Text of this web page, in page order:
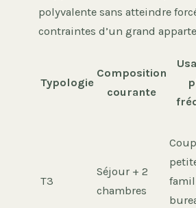
polyvalente sans atteindre
contraintes d’un grand
Typologie
Composition
courante
T3
Séjour + 2
chambres